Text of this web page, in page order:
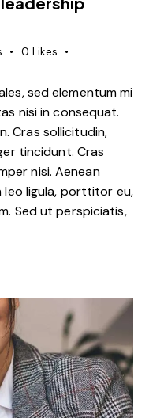
0 Likes
sed elementum mi
nisi in consequat.
Cras sollicitudin,
tincidunt. Cras
nisi. Aenean
leo ligula, porttitor eu,
Sed ut perspiciatis,